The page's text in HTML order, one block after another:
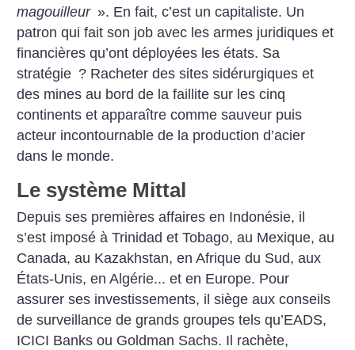
magouilleur ». En fait, c’est un capitaliste. Un
patron qui fait son job avec les armes juridiques et
financières qu’ont déployées les états. Sa
stratégie ? Racheter des sites sidérurgiques et
des mines au bord de la faillite sur les cinq
continents et apparaître comme sauveur puis
acteur incontournable de la production d’acier
dans le monde.
Le système Mittal
Depuis ses premières affaires en Indonésie, il
s’est imposé à Trinidad et Tobago, au Mexique, au
Canada, au Kazakhstan, en Afrique du Sud, aux
États-Unis, en Algérie... et en Europe. Pour
assurer ses investissements, il siège aux conseils
de surveillance de grands groupes tels qu’EADS,
ICICI Banks ou Goldman Sachs. Il rachète,